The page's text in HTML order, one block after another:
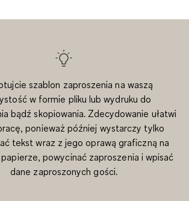
szablon zaproszenia na waszą
w formie pliku lub wydruku do
bądź skopiowania. Zdecydowanie ułatwi
ponieważ później wystarczy tylko
tekst wraz z jego oprawą graficzną na
powycinać zaproszenia i wpisać
dane zaproszonych gości.